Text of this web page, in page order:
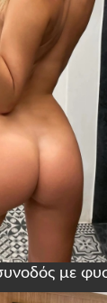
με